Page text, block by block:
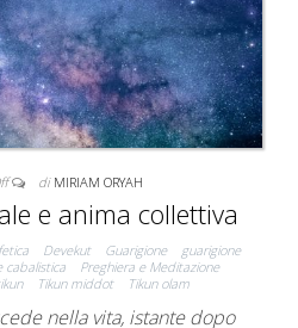
di MIRIAM ORYAH
e anima collettiva
Devekut Guarigione
guarigione
cabalistica
Preghiera e Meditazione
Tikun middot Tikun olam
nella vita, istante dopo